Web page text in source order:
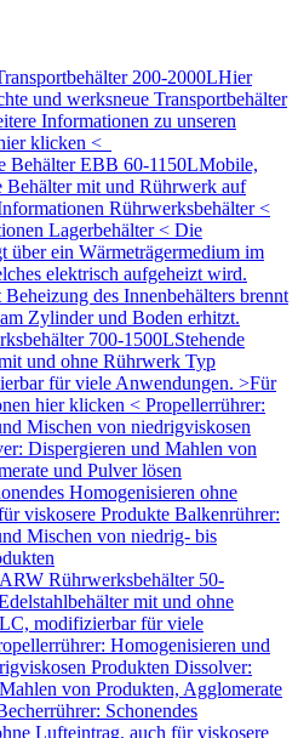
200-2000LHier
und werksneue Transportbehälter
Informationen zu unseren
klicken <
Behälter EBB 60-1150LMobile,
Behälter mit und Rührwerk auf
Rührwerksbehälter <
Lagerbehälter < Die
über ein Wärmeträgermedium im
elektrisch aufgeheizt wird.
des Innenbehälters brennt
Zylinder und Boden erhitzt.
700-1500LStehende
und ohne Rührwerk Typ
für viele Anwendungen. >Für
hier klicken < Propellerrührer:
Mischen von niedrigviskosen
Dispergieren und Mahlen von
und Pulver lösen
Homogenisieren ohne
viskosere Produkte Balkenrührer:
Mischen von niedrig- bis
Rührwerksbehälter 50-
mit und ohne
modifizierbar für viele
Homogenisieren und
Produkten Dissolver:
von Produkten, Agglomerate
Schonendes
Lufteintrag, auch für viskosere